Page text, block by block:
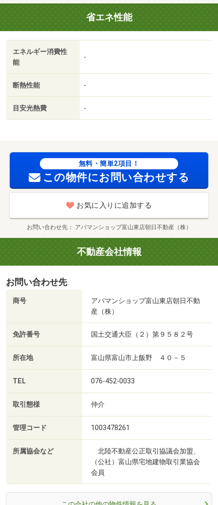
ロック／室内洗濯置／シューズボックス／システムキッチ
ン／追焚機能浴室／温水洗浄便座／洗面所独立／洗面化粧
台／駐輪場／宅配ボックス／ＣＡＴＶ／敷金不要／対面式
キッチン／ＩＨクッキングヒーター／照明付／保証人不要
／物置／ネット使用料不要／床下収納／築２年以内／築３
年以内／トイレ未使用／防犯ガラス／２駅利用可／敷地内
保証会社利用可／ＩＴ重説 対応物件／アルビス（株）／
奥田店（スーパー）まで２６５ｍ／ローソン（コンビニ）
まで２８２ｍ／ファミリーマート（コンビニ）まで５３８
まで６４１ｍ/賃貸戸数:8戸
省エネ性能
エネルギー消費性
能
-
断熱性能 -
目安光熱費 -
無料・簡単2項目！
この物件にお問い合わせする
お気に入りに追加する
お問い合わせ先 アパマンショップ富山東店朝日不動産（株）
不動産会社情報
お問い合わせ先
商号
アパマンショップ富山東店朝日不動
産（株）
免許番号 国土交通大臣（２）第９５８２号
所在地 富山県富山市上飯野 ４０－５
TEL 076-452-0033
取引態様 仲介
管理コード 1003478261
所属協会など
北陸不動産公正取引協議会加盟、
（公社）富山県宅地建物取引業協会
会員